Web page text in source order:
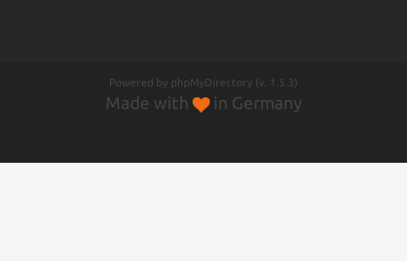
Powered by phpMyDirectory (v. 1.5.3)
Made with in Germany